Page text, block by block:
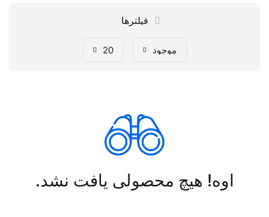
فیلترها
موجود 20
اوه! هیچ محصولی یافت نشد.